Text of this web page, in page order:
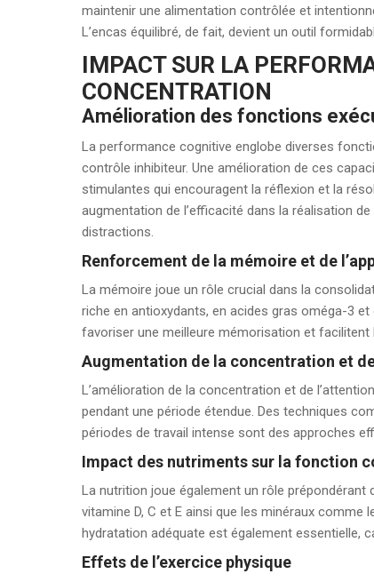
maintenir une alimentation contrôlée et
L’encas équilibré, de fait, devient un outil
IMPACT SUR LA
CONCENTRATION
Amélioration des fonctions
La performance cognitive englobe diverses
contrôle inhibiteur. Une amélioration de ces
stimulantes qui encouragent la réflexion et la
augmentation de l’efficacité dans la réalisation
distractions.
Renforcement de la mémoire et de
La mémoire joue un rôle crucial dans la
riche en antioxydants, en acides gras oméga-3
favoriser une meilleure mémorisation et facilitent
Augmentation de la concentration et
L’amélioration de la concentration et de
pendant une période étendue. Des techniques
périodes de travail intense sont des approches
Impact des nutriments sur la fonction
La nutrition joue également un rôle
vitamine D, C et E ainsi que les minéraux
hydratation adéquate est également essentielle,
Effets de l’exercice physique